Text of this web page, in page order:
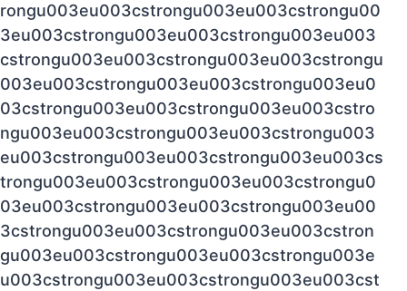
rongu003eu003cstrongu003eu003cstrongu00
3eu003cstrongu003eu003cstrongu003eu003
cstrongu003eu003cstrongu003eu003cstrongu
003eu003cstrongu003eu003cstrongu003eu0
03cstrongu003eu003cstrongu003eu003cstro
ngu003eu003cstrongu003eu003cstrongu003
eu003cstrongu003eu003cstrongu003eu003cs
trongu003eu003cstrongu003eu003cstrongu0
03eu003cstrongu003eu003cstrongu003eu00
3cstrongu003eu003cstrongu003eu003cstron
gu003eu003cstrongu003eu003cstrongu003e
u003cstrongu003eu003cstrongu003eu003cst